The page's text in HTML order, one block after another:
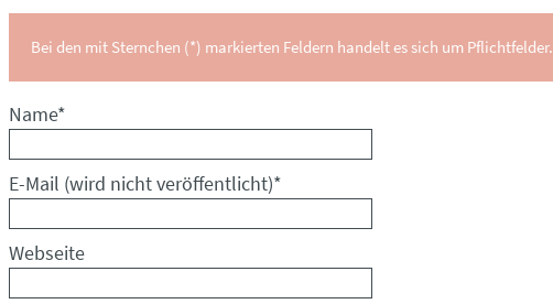
Bei den mit Sternchen (*) markierten Feldern handelt es sich um Pflichtfelder.
Pflichtfeld
Name*
Pflichtfeld
E-Mail (wird nicht veröffentlicht)*
Webseite